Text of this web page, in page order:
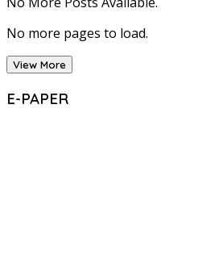
No more pages to load.
View More
E-PAPER